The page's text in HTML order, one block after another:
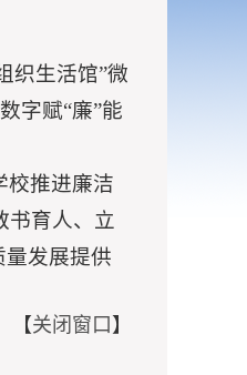
织生活馆”微
字赋“廉”能
校推进廉洁
书育人、立
发展提供
【关闭窗口 】